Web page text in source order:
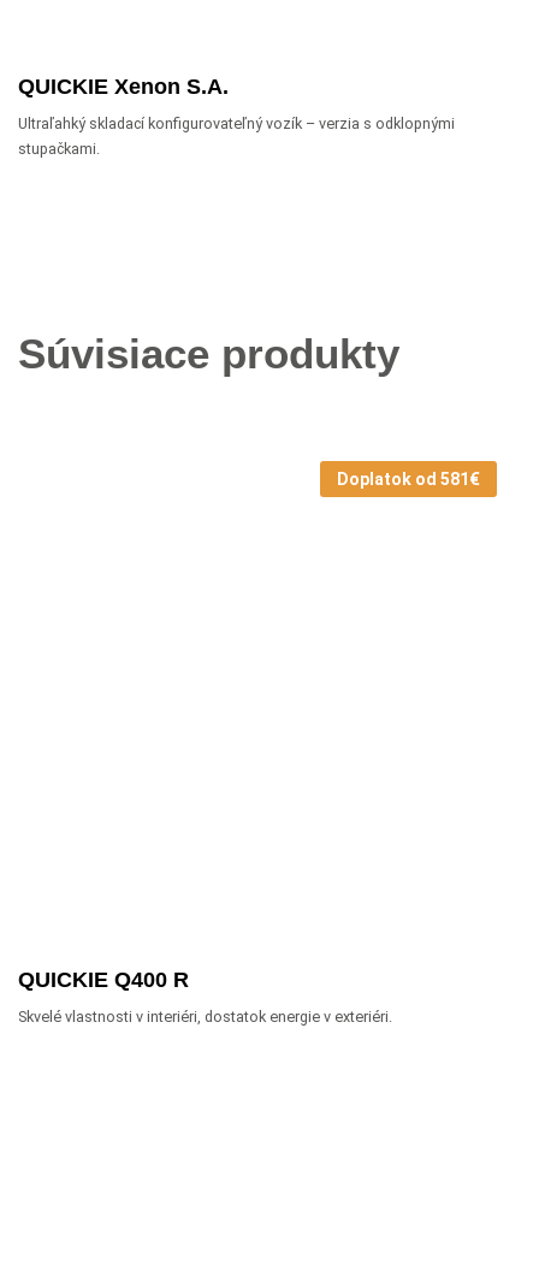
QUICKIE Xenon S.A.
Ultraľahký skladací konfigurovateľný vozík – verzia s odklopnými
stupačkami.
Súvisiace produkty
Doplatok od 581€
QUICKIE Q400 R
Skvelé vlastnosti v interiéri, dostatok energie v exteriéri.